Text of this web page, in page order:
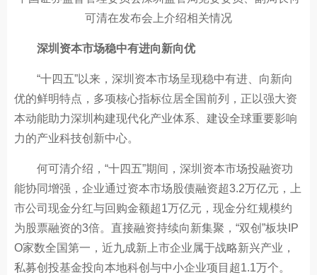
可清在发布会上介绍相关情况
深圳资本市场稳中有进向新向优
“十四五”以来，深圳资本市场呈现稳中有进、向新向
优的鲜明特点，多项核心指标位居全国前列，正以强大资
本动能助力深圳构建现代化产业体系、建设全球重要影响
力的产业科技创新中心。
何可清介绍，“十四五”期间，深圳资本市场投融资功
能协同增强，企业通过资本市场股债融资超3.2万亿元，上
市公司现金分红与回购金额超1万亿元，现金分红规模约
为股票融资的3倍。直接融资持续向新集聚，“双创”板块IP
O家数全国第一，近九成新上市企业属于战略新兴产业，
私募创投基金投向本地科创与中小企业项目超1.1万个。